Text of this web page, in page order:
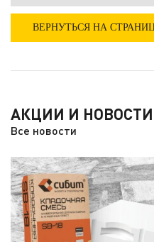
ВЕРНУТЬСЯ НА
АКЦИИ И НОВОСТИ
Все новости